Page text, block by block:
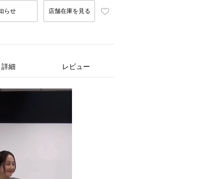
らせ 店舗在庫を見る
細 レビュー